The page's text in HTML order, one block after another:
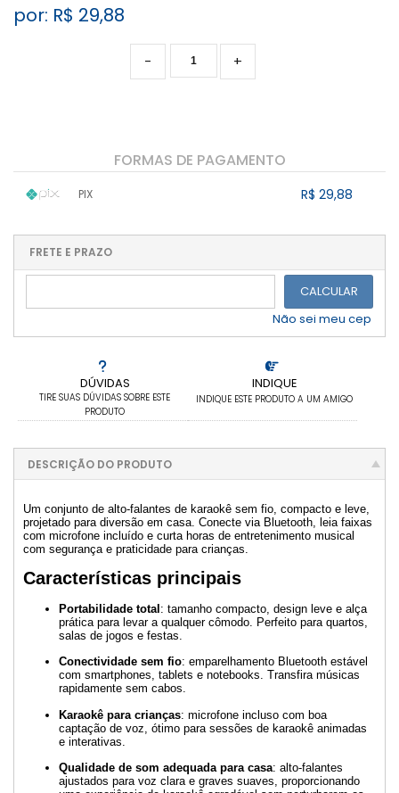
DÚVIDAS
TIRE SUAS DÚVIDAS SOBRE ESTE
PRODUTO
INDIQUE
INDIQUE ESTE PRODUTO A UM AMIGO
por: R$ 29,88
+
-
FORMAS DE PAGAMENTO
PIX R$ 29,88
...
....
FRETE E PRAZO
CALCULAR
Não sei meu cep
DESCRIÇÃO DO PRODUTO
Um conjunto de alto-falantes de karaokê sem fio, compacto e leve,
projetado para diversão em casa. Conecte via Bluetooth, leia faixas
com microfone incluído e curta horas de entretenimento musical
com segurança e praticidade para crianças.
Características principais
Portabilidade total : tamanho compacto, design leve e alça
prática para levar a qualquer cômodo. Perfeito para quartos,
salas de jogos e festas.
Conectividade sem fio: emparelhamento Bluetooth estável
com smartphones, tablets e notebooks. Transfira músicas
rapidamente sem cabos.
Karaokê para crianças: microfone incluso com boa
captação de voz, ótimo para sessões de karaokê animadas
e interativas.
Qualidade de som adequada para casa: alto-falantes
ajustados para voz clara e graves suaves, proporcionando